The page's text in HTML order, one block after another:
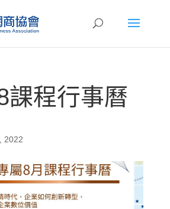
課程行事曆
2022